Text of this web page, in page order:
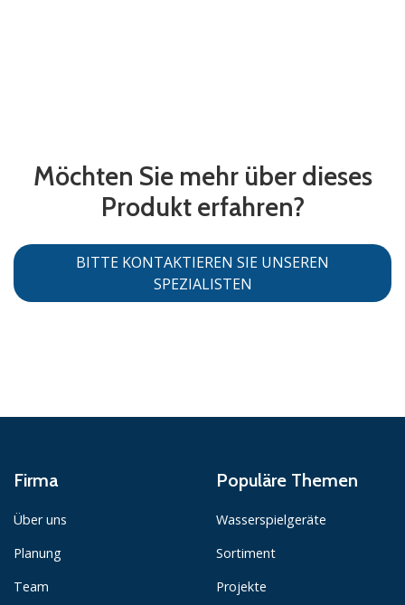
Möchten Sie mehr über dieses
Produkt erfahren?
BITTE KONTAKTIEREN SIE UNSEREN
SPEZIALISTEN
Firma
Über uns
Planung
Team
Populäre Themen
Wasserspielgeräte
Sortiment
Projekte